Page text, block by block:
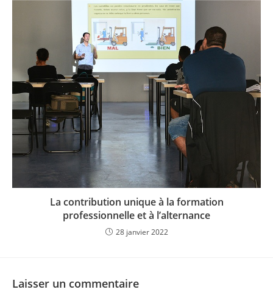
La contribution unique à la formation
professionnelle et à l’alternance
28 janvier 2022
Laisser un commentaire